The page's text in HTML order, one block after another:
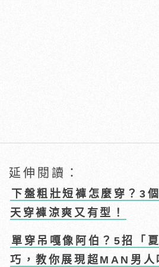
延伸閱讀：
下盤粗壯短褲怎麼穿？3
天穿褲涼爽又有型！
單穿吊嘎像阿伯？5招「
巧，教你展現超MAN男人